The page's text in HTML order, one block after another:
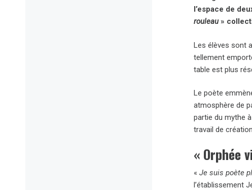
l’espace de
rouleau»
Les élèves sont
tellement
table est plus
Le poète
atmosphère de
partie du mythe
travail de
« Orphée
«Je suis poète
l’établissement